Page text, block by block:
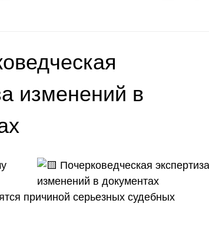
изменений в
причиной серьезных судебных